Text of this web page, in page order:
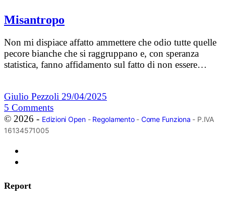
Misantropo
Non mi dispiace affatto ammettere che odio tutte quelle
pecore bianche che si raggruppano e, con speranza
statistica, fanno affidamento sul fatto di non essere…
Giulio Pezzoli 29/04/2025
5 Comments
© 2026 - Edizioni Open- Regolamento- Come Funziona - P.IVA
16134571005
Report